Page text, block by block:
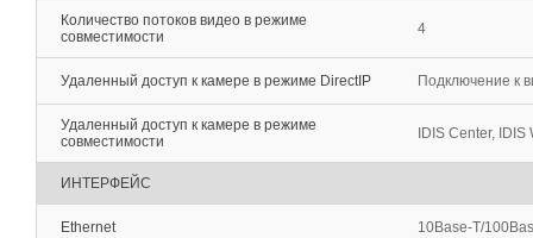
Количество потоков видео в режиме
совместимости
4
Удаленный доступ к камере в режиме DirectIP Подключение к
Удаленный доступ к камере в режиме
совместимости
IDIS Center,
ИНТЕРФЕЙС
Ethernet 10Base-T/